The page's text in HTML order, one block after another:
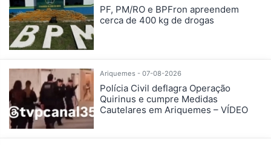
PF, PM/RO e BPFron apreendem
cerca de 400 kg de drogas
Ariquemes - 07-08-2026
Polícia Civil deflagra Operação
Quirinus e cumpre Medidas
Cautelares em Ariquemes – VÍDEO